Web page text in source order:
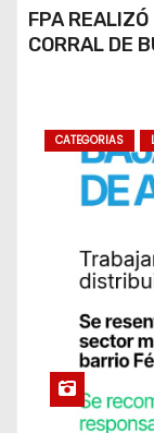
FPA
CORRAL DE
CATEGORIAS